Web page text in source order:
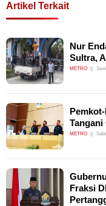
Artikel Terkait
Nur
Sultra,
METRO
Tangani
METRO
Fraksi